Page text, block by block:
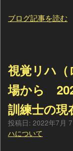
ブログ記事を読む
視覚リハ
場から
訓練士の現
投稿日: 2022年7月
ハについて